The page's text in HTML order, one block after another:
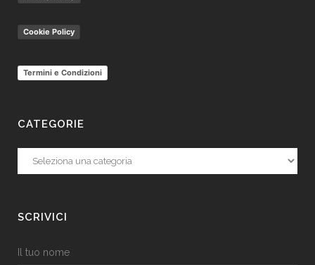
Cookie Policy
Termini e Condizioni
CATEGORIE
Categorie
SCRIVICI
Il tuo nome